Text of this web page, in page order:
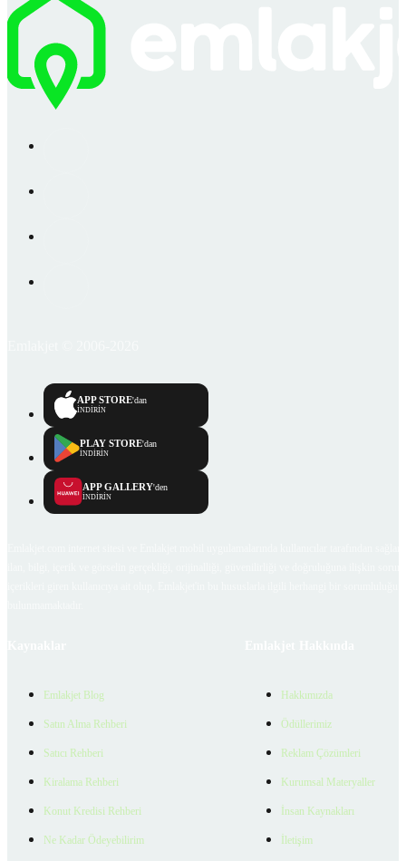
APP STORE'dan
İNDİRİN
PLAY STORE'dan
İNDİRİN
APP GALLERY'den
İNDİRİN
Emlakjet Blog
Satın Alma Rehberi
Satıcı Rehberi
Kiralama Rehberi
Konut Kredisi Rehberi
Ne Kadar Ödeyebilirim
Hakkımızda
Ödüllerimiz
Reklam Çözümleri
Kurumsal Materyaller
İnsan Kaynakları
İletişim